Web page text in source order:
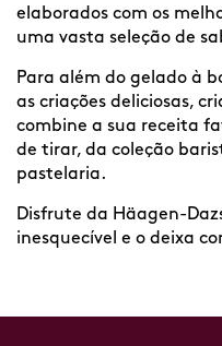
elaborados com os
uma vasta seleção de
Para além do gelado à
as criações deliciosas,
combine a sua receita
de tirar, da coleção
pastelaria.
Disfrute da Häagen-
inesquecível e o deixa